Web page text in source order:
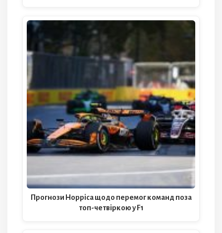
Прогнози Норріса щодо перемог команд поза
топ-четвіркою у F1